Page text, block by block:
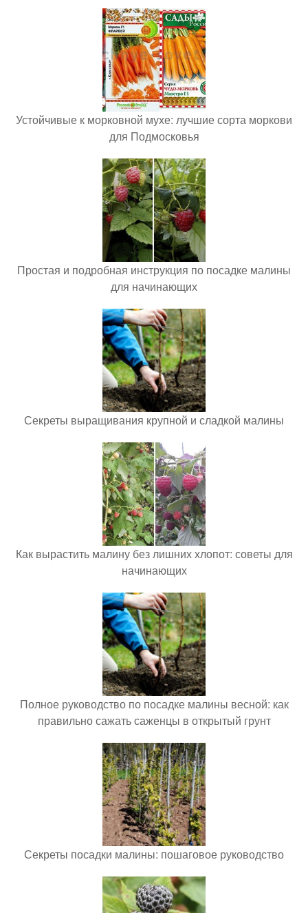
Устойчивые к морковной мухе: лучшие сорта моркови
для Подмосковья
Простая и подробная инструкция по посадке малины
для начинающих
Секреты выращивания крупной и сладкой малины
Как вырастить малину без лишних хлопот: советы для
начинающих
Полное руководство по посадке малины весной: как
правильно сажать саженцы в открытый грунт
Секреты посадки малины: пошаговое руководство